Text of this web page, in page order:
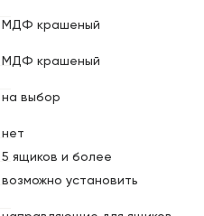
МДФ крашеный
МДФ крашеный
на выбор
нет
5 ящиков и более
возможно установить